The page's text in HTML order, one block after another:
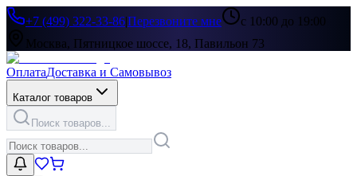
+7 (499) 322-33-86|Перезвоните мне
с 10:00 до 19:00
Москва, Пятницкое шоссе, 18, Павильон 73
ОплатаДоставка и Самовывоз
Каталог товаров
Поиск товаров...